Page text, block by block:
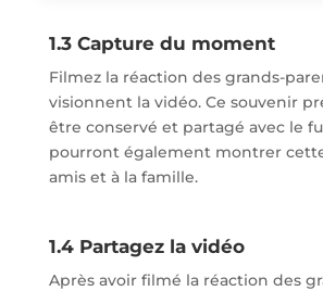
1.3 Capture du moment
Filmez la réaction des grands-
visionnent la vidéo. Ce souvenir
être conservé et partagé avec le
pourront également montrer
amis et à la famille.
1.4 Partagez la vidéo
Après avoir filmé la réaction des